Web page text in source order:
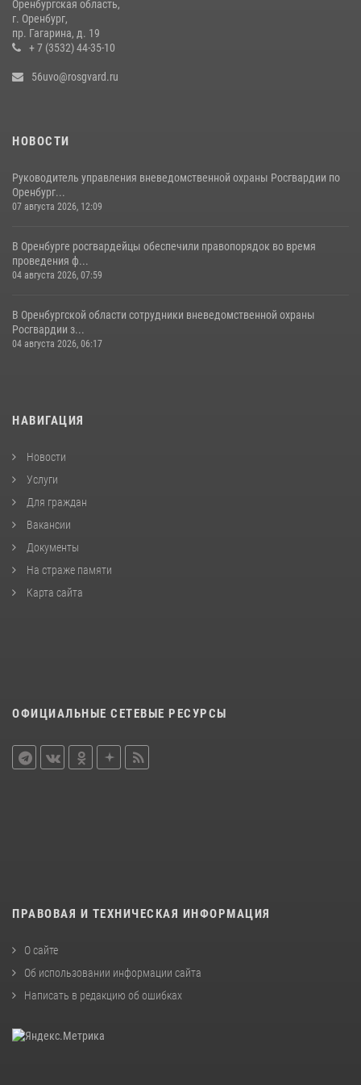
20 июля 2026, 16:39
Оренбургская область,
г. Оренбург,
пр. Гагарина, д. 19
+ 7 (3532) 44-35-10
56uvo@rosgvard.ru
НОВОСТИ
Руководитель управления вневедомственной охраны Росгвардии по
Оренбург...
07 августа 2026, 12:09
В Оренбурге росгвардейцы обеспечили правопорядок во время
проведения ф...
04 августа 2026, 07:59
В Оренбургской области сотрудники вневедомственной охраны
Росгвардии з...
04 августа 2026, 06:17
НАВИГАЦИЯ
Новости
Услуги
Для граждан
Вакансии
Документы
На страже памяти
Карта сайта
ОФИЦИАЛЬНЫЕ СЕТЕВЫЕ РЕСУРСЫ
ПРАВОВАЯ И ТЕХНИЧЕСКАЯ ИНФОРМАЦИЯ
О сайте
Об использовании информации сайта
Написать в редакцию об ошибках